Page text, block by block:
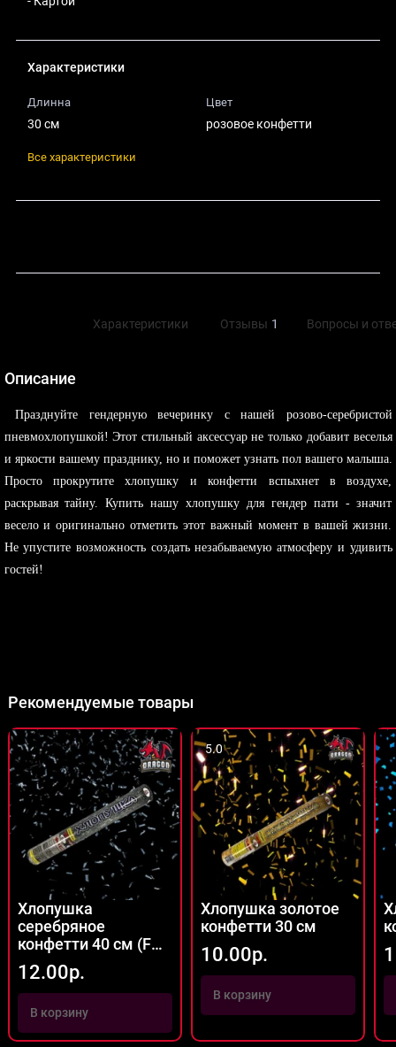
Характеристики
Длинна
30 см
Цвет
розовое конфетти
Все характеристики
Характеристики Отзывы 1 Вопросы и
Описание
Празднуйте гендерную вечеринку с нашей розово-серебристой
пневмохлопушкой! Этот стильный аксессуар не только добавит веселья
и яркости вашему празднику, но и поможет узнать пол вашего малыша.
Просто прокрутите хлопушку и конфетти вспыхнет в воздухе,
раскрывая тайну. Купить нашу хлопушку для гендер пати - значит
весело и оригинально отметить этот важный момент в вашей жизни.
Не упустите возможность создать незабываемую атмосферу и удивить
гостей!
Рекомендуемые товары
Хлопушка
серебряное
конфетти 40 см (FP-
05)
12.00р.
В корзину
5.0
Хлопушка золотое
конфетти 30 см
10.00р.
В корзину